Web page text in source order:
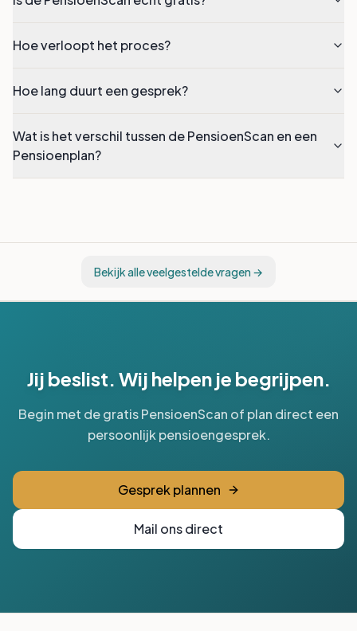
Is de PensioenScan echt gratis?
Hoe verloopt het proces?
Hoe lang duurt een gesprek?
Wat is het verschil tussen de PensioenScan en een
Pensioenplan?
Bekijk alle veelgestelde vragen →
Jij beslist. Wij helpen je begrijpen.
Begin met de gratis PensioenScan of plan direct een
persoonlijk pensioengesprek.
Gesprek plannen
Mail ons direct